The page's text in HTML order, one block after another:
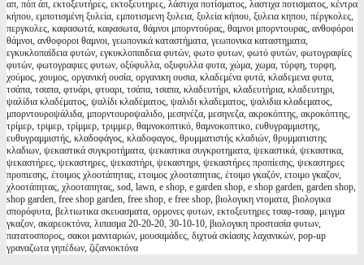
απ, πόπ άπ, εκτοξευτήρες, εκτοξευτηρες, λάστιχα ποτίσματος, λαστιχα ποτισματος, κέντρα
κήπου, εμποτισμένη ξυλεία, εμποτισμενη ξυλεια, ξυλεία κήπου, ξυλεια κηπου, πέργκολες,
περγκολες, καφασωτά, καφασωτα, θάμνοι μπορντούρας, θαμνοι μπορντουρας, ανθοφόροι
θάμνοι, ανθοφοροι θαμνοι, γεωπονικά καταστήματα, γεωπονικα καταστηματα,
εγκυκλοπαίδεια φυτών, εγκυκλοπαιδεια φυτών, φωτο φυτων, φωτό φυτών, φωτογραφίες
φυτών, φωτογραφιες φυτων, οξύφυλλα, οξυφυλλα φυτα, χώμα, χωμα, τύρφη, τυρφη,
χούμος, χουμος, οργανική ουσία, οργανικη ουσια, κλαδεμένα φυτά, κλαδεμενα φυτα,
τσάπα, τσαπα, φτυάρι, φτυαρι, τσάπα, τσαπα, κλαδευτήρι, κλαδευτήρια, κλαδευτηρι,
ψαλίδια κλαδέματος, ψαλίδι κλαδέματος, ψαλιδι κλαδεματος, ψαλιδια κλαδεματος,
μπορντουροψάλιδα, μπορντουροψαλιδο, μεσηνέζα, μεσηνεζα, ακροκόπτης, ακροκόπτης,
τρίμερ, τριμερ, τρίμμερ, τριμμερ, θαμνοκοπτικό, θαμνοκοπτικο, ευθυγραμμιστης,
ευθυγραμμιστής, κλαδοφάγος, κλαδοφαγος, θρυμματιστής κλαδιών, θρυμματιστης
κλαδιων, ψεκαστικά συγκροτήματα, ψεκαστικα συγκροτηματα, ψεκαστικά, ψεκαστικα,
ψεκαστήρες, ψεκαστηρες, ψεκαστήρι, ψεκαστηρι, ψεκαστήρες προπίεσης, ψεκαστηρες
προπιεσης, έτοιμος χλοοτάπητας, ετοιμος χλοοταπητας, έτοιμο γκαζόν, ετοιμο γκαζον,
χλοοτάπητας, χλοοταπητας, sod, lawn, e shop, e garden shop, e shop garden, garden shop,
shop garden, free shop garden, free shop, e free shop, βιολογικη ντοματα, βιολογικα
σπορόφυτα, βελτιωτικα σκευασματα, ορμονες φυτων, εκτοξευτηρες τσαφ-τσαφ, μειγμα
γκαζον, ακαρεοκτόνα, λιπασμα 20-20-20, 30-10-10, βιολογικη προστασία φυτων,
πατατοσπορος, σακοι μανιταριών, μουσαμάδες, διχτυά σκίασης λαχανικών, pop-up
γραναζωτα γηπέδων, ζιζανιοκτόνα